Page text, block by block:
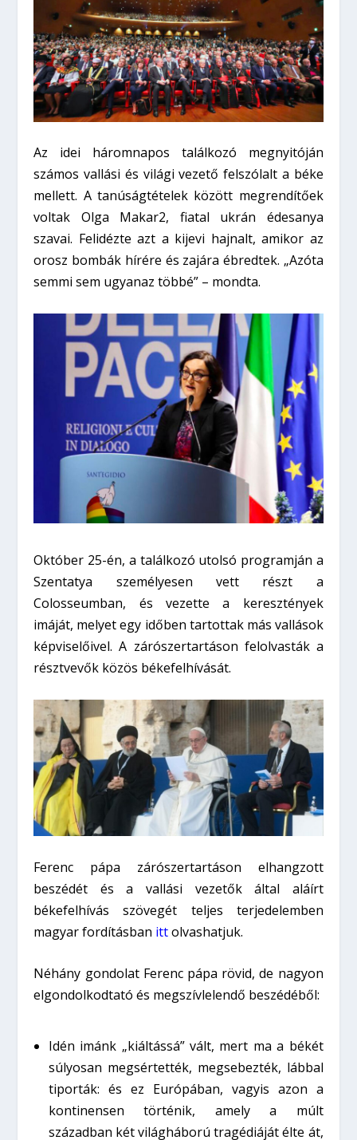
Az idei háromnapos találkozó megnyitóján
számos vallási és világi vezető felszólalt a béke
mellett. A tanúságtételek között megrendítőek
voltak Olga Makar2, fiatal ukrán édesanya
szavai. Felidézte azt a kijevi hajnalt, amikor az
orosz bombák hírére és zajára ébredtek. „Azóta
semmi sem ugyanaz többé” – mondta.
Október 25-én, a találkozó utolsó programján a
Szentatya személyesen vett részt a
Colosseumban, és vezette a keresztények
imáját, melyet egy időben tartottak más vallások
képviselőivel. A zárószertartáson felolvasták a
résztvevők közös békefelhívását.
Ferenc pápa zárószertartáson elhangzott
beszédét és a vallási vezetők által aláírt
békefelhívás szövegét teljes terjedelemben
magyar fordításban ittolvashatjuk.
Néhány gondolat Ferenc pápa rövid, de nagyon
elgondolkodtató és megszívlelendő beszédéből:
Idén imánk „kiáltássá” vált, mert ma a békét
súlyosan megsértették, megsebezték, lábbal
tiporták: és ez Európában, vagyis azon a
kontinensen történik, amely a múlt
században két világháború tragédiáját élte át,